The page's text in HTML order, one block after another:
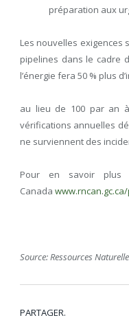
préparation aux
Les nouvelles exigences
pipelines dans le cadre
l’énergie fera 50 % plus
au lieu de 100 par an
vérifications annuelles
ne surviennent des
Pour en savoir plus
Canada
Source: Ressources
PARTAGER.